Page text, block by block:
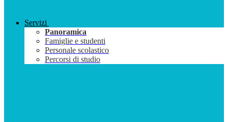
Servizi
Panoramica
Famiglie e studenti
Personale scolastico
Percorsi di studio